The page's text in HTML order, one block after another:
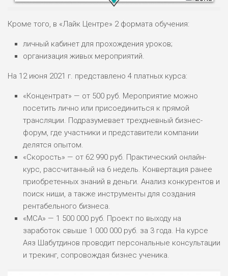
НАЗВАНИЕ
ПОДОЙДЕТ
ВСЕМ
РИСКИ: НИЗКИЕ
БЮДЖЕТ: ВЫСОКИЙ
ОБЗОР
ЛЮБИТЕЛЯ
М СТАВОК
РИСКИ: СРЕДНИЕ
ДОХОД: ВЫСОКИЙ
БЮДЖЕТ: НИЗКИЙ
ВСЕМ
Кроме того, в «Лайк Центре» 2 формата обучения:
личный кабинет для прохождения уроков;
организация живых мероприятий.
На 12 июня 2021 г. представлено 4 платных курса:
«Концентрат» — от 500 руб. Мероприятие можно
посетить лично или присоединиться к прямой
трансляции. Подразумевает трехдневный бизнес-
форум, где участники и представители компании
делятся опытом.
«Скорость» — от 62 990 руб. Практический онлайн-
курс, рассчитанный на 6 недель. Конвертация ранее
приобретенных знаний в деньги. Анализ конкурентов и
поиск ниши, а также инструменты для создания
рентабельного бизнеса.
«МСА» — 1 500 000 руб. Проект по выходу на
заработок свыше 1 000 000 руб. за 3 года. На курсе
Аяз Шабутдинов проводит персональные консультации
и трекинг, сопровождая бизнес ученика.